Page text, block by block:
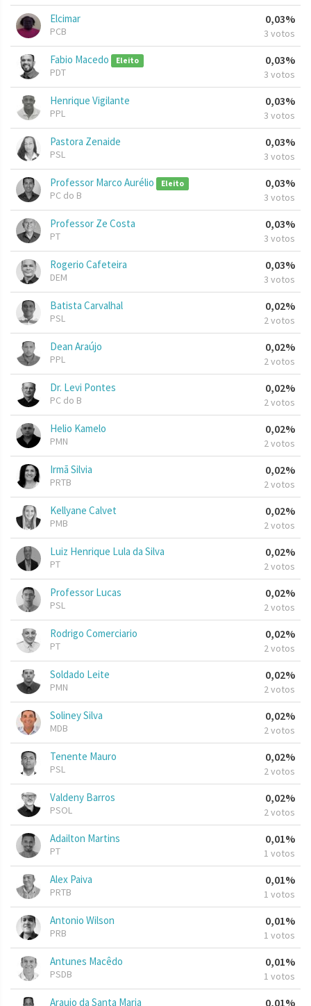
Elcimar
PCB
0,03%
3 votos
Fabio Macedo Eleito
PDT
0,03%
3 votos
Henrique Vigilante
PPL
0,03%
3 votos
Pastora Zenaide
PSL
0,03%
3 votos
Professor Marco Aurélio Eleito
PC do B
0,03%
3 votos
Professor Ze Costa
PT
0,03%
3 votos
Rogerio Cafeteira
DEM
0,03%
3 votos
Batista Carvalhal
PSL
0,02%
2 votos
Dean Araújo
PPL
0,02%
2 votos
Dr. Levi Pontes
PC do B
0,02%
2 votos
Helio Kamelo
PMN
0,02%
2 votos
Irmã Silvia
PRTB
0,02%
2 votos
Kellyane Calvet
PMB
0,02%
2 votos
Luiz Henrique Lula da Silva
PT
0,02%
2 votos
Professor Lucas
PSL
0,02%
2 votos
Rodrigo Comerciario
PT
0,02%
2 votos
Soldado Leite
PMN
0,02%
2 votos
Soliney Silva
MDB
0,02%
2 votos
Tenente Mauro
PSL
0,02%
2 votos
Valdeny Barros
PSOL
0,02%
2 votos
Adailton Martins
PT
0,01%
1 votos
Alex Paiva
PRTB
0,01%
1 votos
Antonio Wilson
PRB
0,01%
1 votos
Antunes Macêdo
PSDB
0,01%
1 votos
Araujo da Santa Maria 0,01%